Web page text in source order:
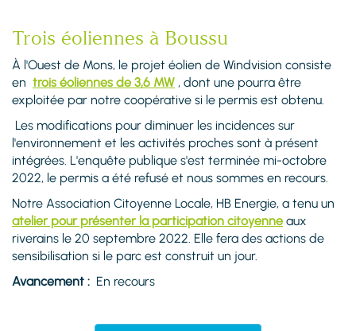
Trois éoliennes à Boussu
À l'Ouest de Mons, le projet éolien de Windvision consiste
en trois éoliennes de 3,6 MW , dont une pourra être
exploitée par notre coopérative si le permis est obtenu.
Les modifications pour diminuer les incidences sur
l'environnement et les activités proches sont à présent
intégrées. L'enquête publique s'est terminée mi-octobre
2022, le permis a été refusé et nous sommes en recours.
Notre Association Citoyenne Locale, HB Energie, a tenu un
atelier pour présenter la participation citoyenne aux
riverains le 20 septembre 2022. Elle fera des actions de
sensibilisation si le parc est construit un jour.
Avancement : En recours